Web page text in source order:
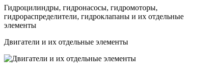
Гидроцилиндры, гидронасосы, гидромоторы,
гидрораспределители, гидроклапаны и их отдельные
элементы
Двигатели и их отдельные элементы